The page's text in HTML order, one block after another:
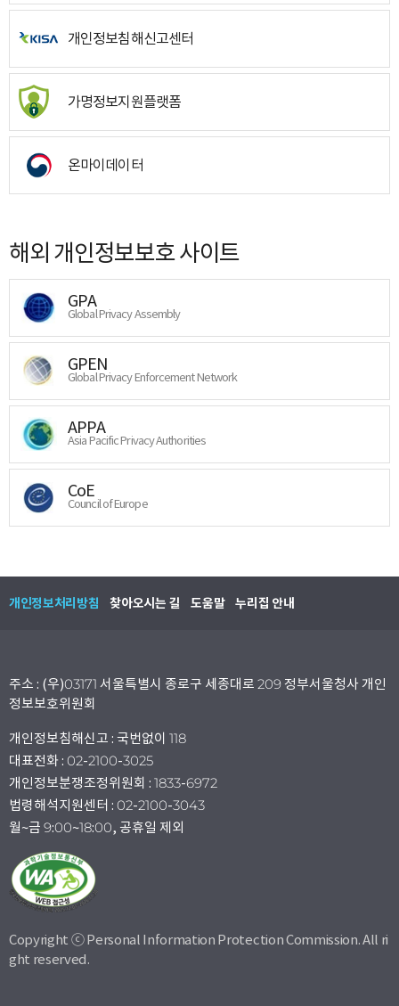
개인정보침해신고센터
가명정보지원플랫폼
온마이데이터
해외 개인정보보호 사이트
GPA
Global Privacy Assembly
GPEN
Global Privacy Enforcement Network
APPA
Asia Pacific Privacy Authorities
CoE
Council of Europe
개인정보처리방침 찾아오시는 길 도움말 누리집 안내
주소 : (우)03171 서울특별시 종로구 세종대로 209 정부서울청사 개인
정보보호위원회
개인정보침해신고 : 국번없이 118
대표전화 : 02-2100-3025
개인정보분쟁조정위원회 : 1833-6972
법령해석지원센터 : 02-2100-3043
월~금 9:00~18:00, 공휴일 제외
Copyright ⓒ Personal Information Protection Commission. All ri
ght reserved.